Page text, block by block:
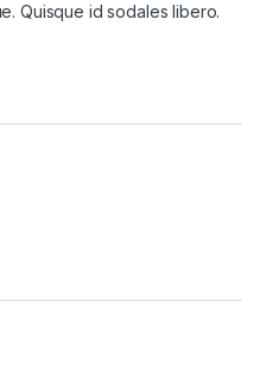
Quisque id sodales libero.